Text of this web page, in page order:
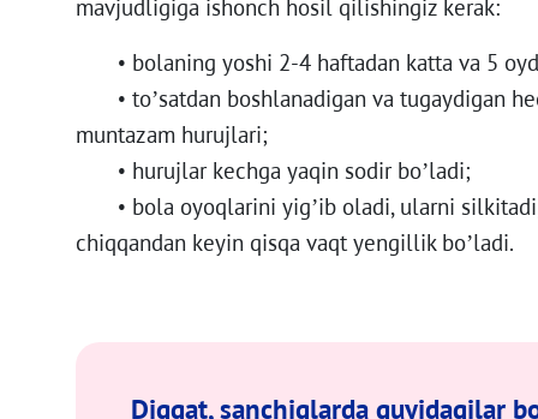
mavjudligiga ishonch hosil qilishingiz kerak:
• bolaning yoshi 2-4 haftadan katta va 5
• to’satdan boshlanadigan va tugaydigan
muntazam hurujlari;
• hurujlar kechga yaqin sodir bo’ladi;
• bola oyoqlarini yig’ib oladi, ularni silkitadi,
chiqqandan keyin qisqa vaqt yengillik bo’ladi.
Diqqat, sanchiqlarda quyidagilar